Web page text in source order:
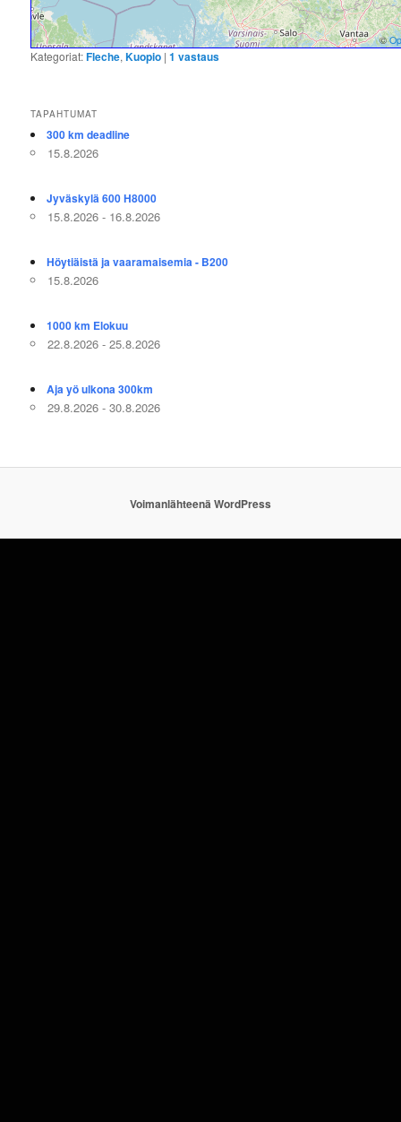
©
Kategoriat:Fleche,Kuopio |1 vastaus
TAPAHTUMAT
300 km deadline
15.8.2026
Jyväskylä 600 H8000
15.8.2026 - 16.8.2026
Höytiäistä ja vaaramaisemia - B200
15.8.2026
1000 km Elokuu
22.8.2026 - 25.8.2026
Aja yö ulkona 300km
29.8.2026 - 30.8.2026
Voimanlähteenä WordPress